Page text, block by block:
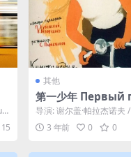
15
其他
第一少年 Первый
нь (1959)
导演: 谢尔盖·帕拉杰诺夫
enskiy 编剧: V. Bezo...
3 年前 0 0